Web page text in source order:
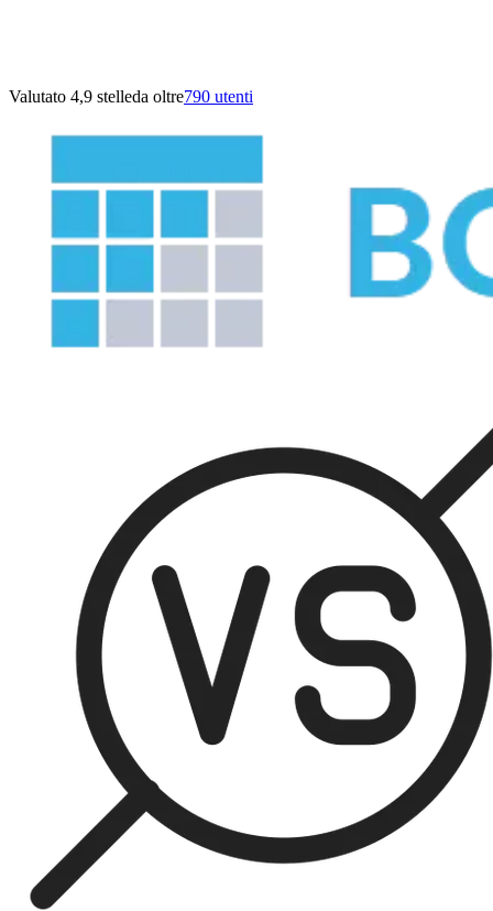
Valutato 4,9 stelleda oltre790 utenti